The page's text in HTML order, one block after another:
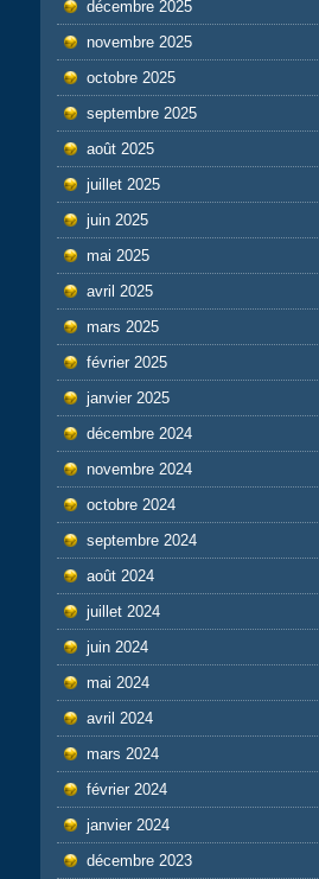
décembre 2025
novembre 2025
octobre 2025
septembre 2025
août 2025
juillet 2025
juin 2025
mai 2025
avril 2025
mars 2025
février 2025
janvier 2025
décembre 2024
novembre 2024
octobre 2024
septembre 2024
août 2024
juillet 2024
juin 2024
mai 2024
avril 2024
mars 2024
février 2024
janvier 2024
décembre 2023